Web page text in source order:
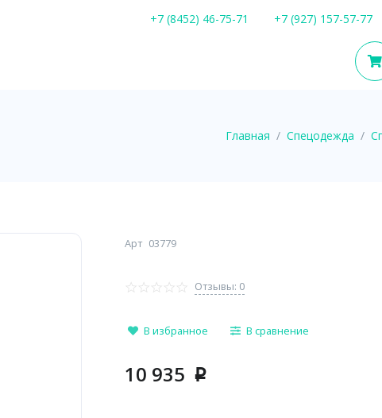
+7 (8452) 46-75-71 +7 (927) 157-57-77
Главная Спецодежда
Арт 03779
Отзывы: 0
В избранное В сравнение
10 935 p